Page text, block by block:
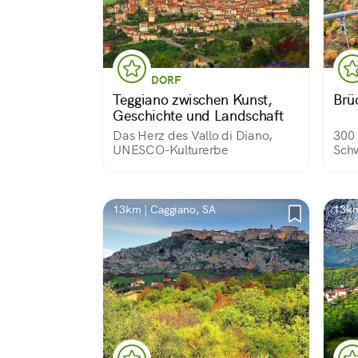
DORF
Teggiano zwischen Kunst,
Geschichte und Landschaft
Das Herz des Vallo di Diano,
UNESCO-Kulturerbe
300
13km | Caggiano, SA